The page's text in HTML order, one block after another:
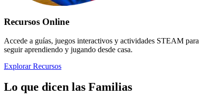
Recursos Online
Accede a guías, juegos interactivos y actividades STEAM para
seguir aprendiendo y jugando desde casa.
Explorar Recursos
Lo que dicen las Familias